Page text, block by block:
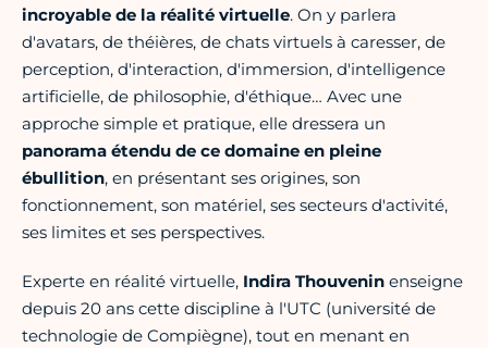
incroyable de la réalité virtuelle. On y parlera
d'avatars, de théières, de chats virtuels à caresser, de
perception, d'interaction, d'immersion, d'intelligence
artificielle, de philosophie, d'éthique… Avec une
approche simple et pratique, elle dressera un
panorama étendu de ce domaine en pleine
ébullition, en présentant ses origines, son
fonctionnement, son matériel, ses secteurs d'activité,
ses limites et ses perspectives.
Experte en réalité virtuelle, Indira Thouvenin enseigne
depuis 20 ans cette discipline à l'UTC (université de
technologie de Compiègne), tout en menant en